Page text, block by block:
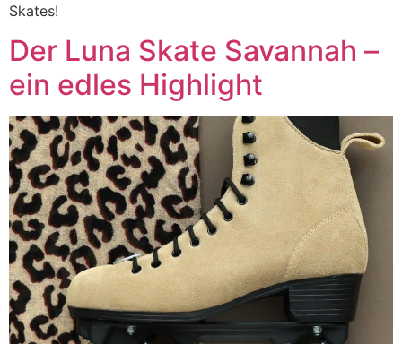
Skates!
Der Luna Skate Savannah –
ein edles Highlight